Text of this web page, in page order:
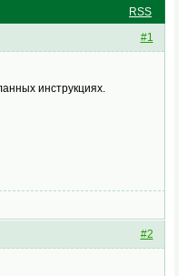
RSS
#1
инструкциях.
#2